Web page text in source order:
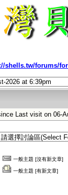
shells.tw/forums/
Last visit on 06-
一般主題 [沒有新文章]
一般主題 [有新文章]